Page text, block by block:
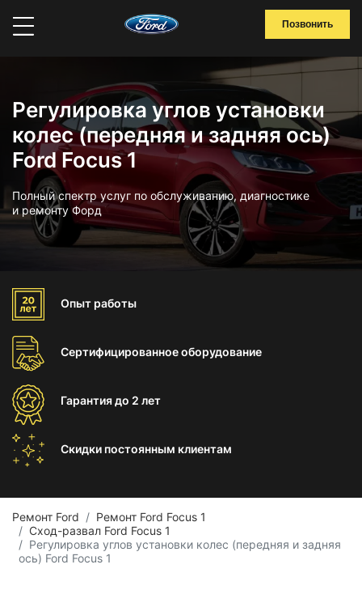
Позвонить
Регулировка углов установки
колес (передняя и задняя ось)
Ford Focus 1
Полный спектр услуг по обслуживанию, диагностике
и ремонту Форд
Опыт работы
Сертифицированноеоборудование
Гарантиядо 2 лет
Скидки постоянным клиентам
Ремонт Ford
Ремонт Ford Focus 1
Сход-развал Ford Focus 1
Регулировка углов установки колес (передняя и задняя
ось) Ford Focus 1